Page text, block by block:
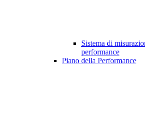
Sistema di
performance
Piano della Performance